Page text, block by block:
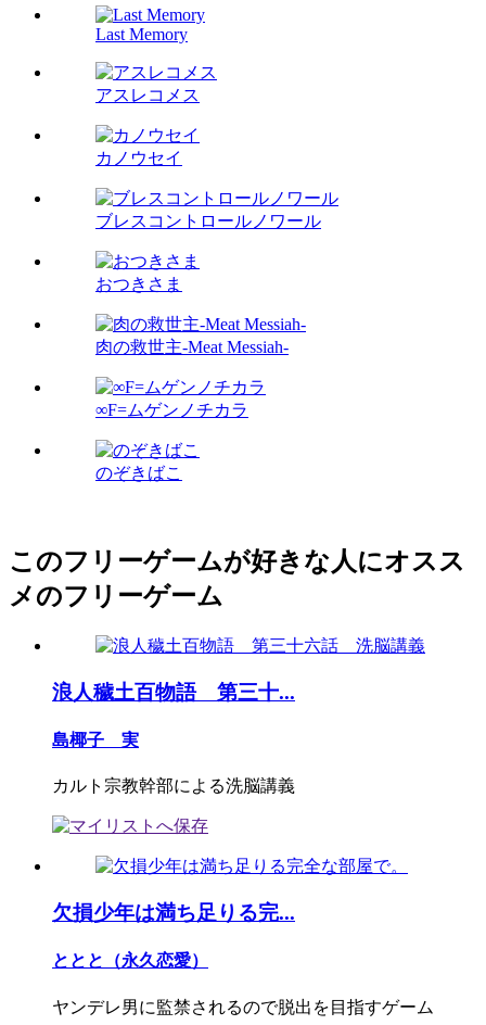
Last Memory
アスレコメス
カノウセイ
ブレスコントロールノワール
おつきさま
肉の救世主-Meat Messiah-
∞F=ムゲンノチカラ
のぞきばこ
このフリーゲームが好きな人にオスス
メのフリーゲーム
浪人穢土百物語 第三十...
島椰子 実
カルト宗教幹部による洗脳講義
欠損少年は満ち足りる完...
ととと（永久恋愛）
ヤンデレ男に監禁されるので脱出を目指すゲーム